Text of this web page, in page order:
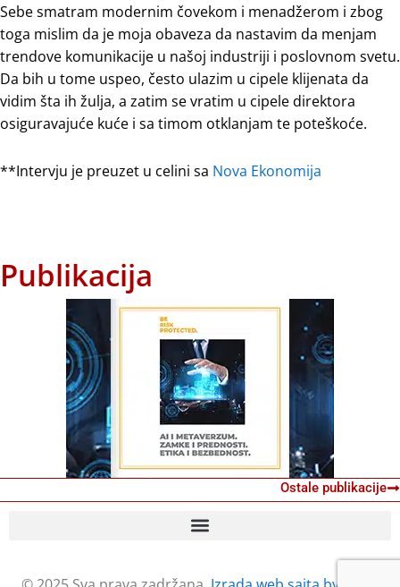
Sebe smatram modernim čovekom i menadžerom i zbog
toga mislim da je moja obaveza da nastavim da menjam
trendove komunikacije u našoj industriji i poslovnom svetu.
Da bih u tome uspeo, često ulazim u cipele klijenata da
vidim šta ih žulja, a zatim se vratim u cipele direktora
osiguravajuće kuće i sa timom otklanjam te poteškoće.
**Intervju je preuzet u celini sa Nova Ekonomija
Publikacija
Ostale publikacije